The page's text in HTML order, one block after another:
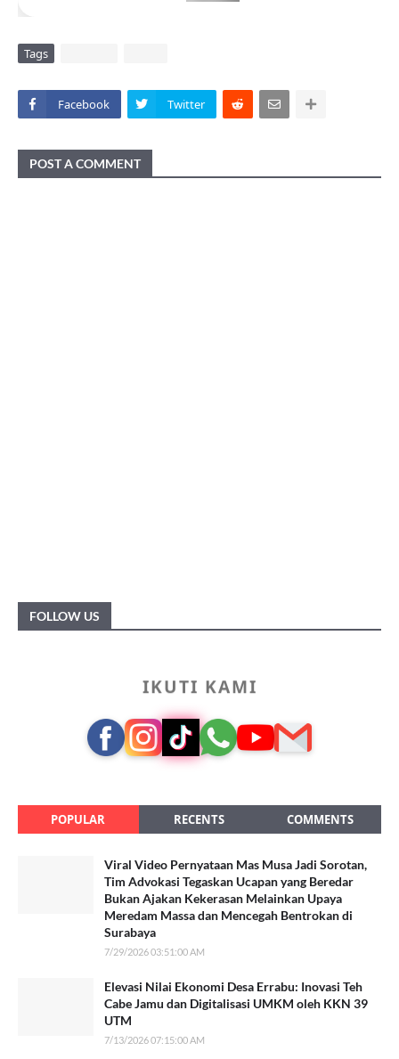
Tags
Facebook Twitter
POST A COMMENT
FOLLOW US
IKUTI KAMI
POPULAR RECENTS COMMENTS
Viral Video Pernyataan Mas Musa Jadi Sorotan,
Tim Advokasi Tegaskan Ucapan yang Beredar
Bukan Ajakan Kekerasan Melainkan Upaya
Meredam Massa dan Mencegah Bentrokan di
Surabaya
7/29/2026 03:51:00 AM
Elevasi Nilai Ekonomi Desa Errabu: Inovasi Teh
Cabe Jamu dan Digitalisasi UMKM oleh KKN 39
UTM
7/13/2026 07:15:00 AM